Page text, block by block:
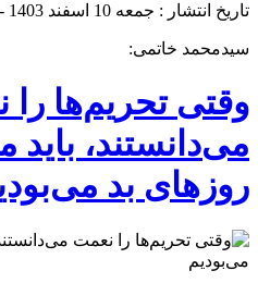
تاریخ انتشار : جمعه 10 اسفند 1403 - 10:15
سیدمحمد خاتمی:
وقتی تحریم‌ها را
می‌دانستند، باید
روزهای بد